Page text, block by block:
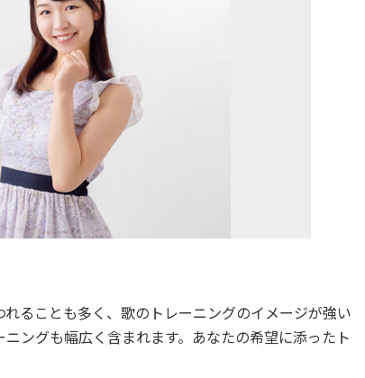
ることも多く、歌のトレーニングのイメージが強い
ングも幅広く含まれます。あなたの希望に添ったト